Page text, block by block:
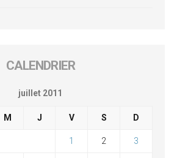
CALENDRIER
juillet 2011
M J V S D
1 2 3